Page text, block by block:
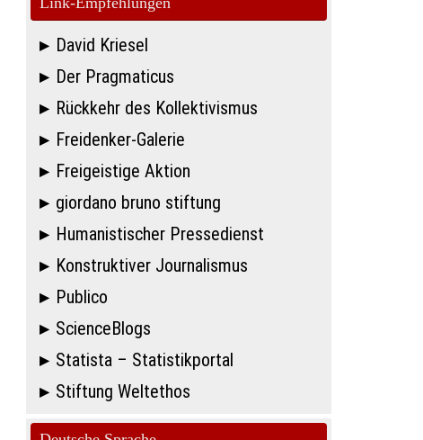
David Kriesel
Der Pragmaticus
Rückkehr des Kollektivismus
Freidenker-Galerie
Freigeistige Aktion
giordano bruno stiftung
Humanistischer Pressedienst
Konstruktiver Journalismus
Publico
ScienceBlogs
Statista – Statistikportal
Stiftung Weltethos